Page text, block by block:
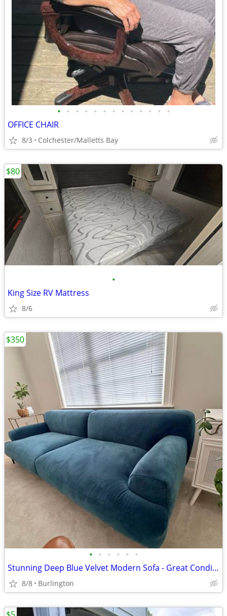
• • • • • • • • • • • • •
OFFICE CHAIR
8/3 Colchester/Malletts Bay
•
King Size RV Mattress
8/6
$80
• • • • • •
Stunning Deep Blue Velvet Modern Sofa - Great Condition!
8/8 Burlington
$350